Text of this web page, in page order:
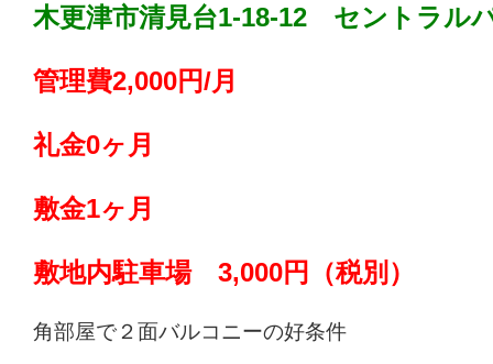
木更津市清見台1-18-12 セントラル
管理費2,000円/月
礼金0ヶ月
敷金1ヶ月
敷地内駐車場 3,000円（税別）
角部屋で２面バルコニーの好条件